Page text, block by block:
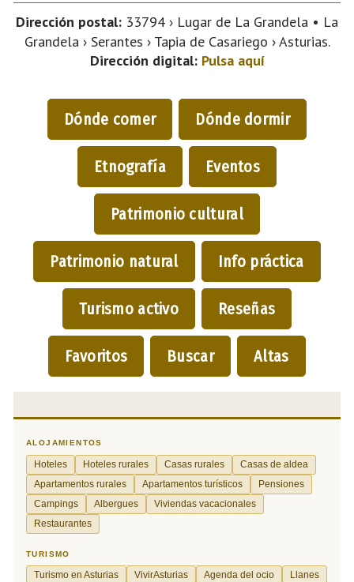
Dirección postal: 33794 › Lugar de La Grandela • La
Grandela › Serantes › Tapia de Casariego › Asturias.
Dirección digital: Pulsa aquí
Dónde comer Dónde dormir
Etnografía Eventos
Patrimonio cultural
Patrimonio natural Info práctica
Turismo activo Reseñas
Favoritos Buscar Altas